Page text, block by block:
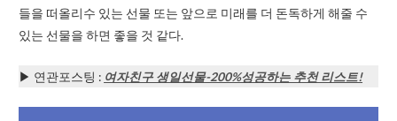
들을 떠올리수 있는 선물 또는 앞으로 미래를 더 돈독하게 해줄 수
있는 선물을 하면 좋을 것 같다.
▶ 연관포스팅 : 여자친구 생일선물-200%성공하는 추천 리스트!